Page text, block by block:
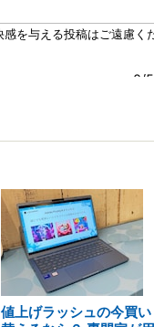
値上げラッシュの今買い